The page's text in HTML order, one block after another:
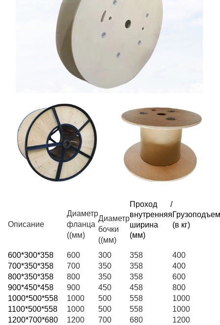
Описание
Диаметр
фланца
((мм)
Диаметр
бочки
((мм)
Проход /
внутренняя
ширина
(мм)
(в кг)
600*300*358 600 300 358
400
700*350*358
700 350 358
400
800*350*358
800 350 358
600
900*450*458
900 450 458
800
1000*500*558
1000 500 558
1000
1100*500*558
1000 500 558
1000
1200*700*680
1200 700 680
1200